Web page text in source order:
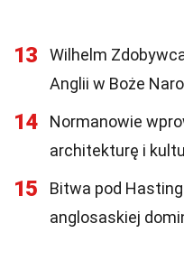
13
Wilhelm
Anglii w Boże
14
Normanowie
architekturę i
15
Bitwa pod
anglosaskiej